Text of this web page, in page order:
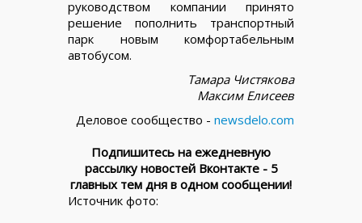
руководством компании принято
решение пополнить транспортный
парк новым комфортабельным
автобусом.
Тамара Чистякова
Максим Елисеев
Деловое сообщество - newsdelo.com
Подпишитесь на ежедневную
рассылку новостей Вконтакте - 5
главных тем дня в одном сообщении!
Источник фото: